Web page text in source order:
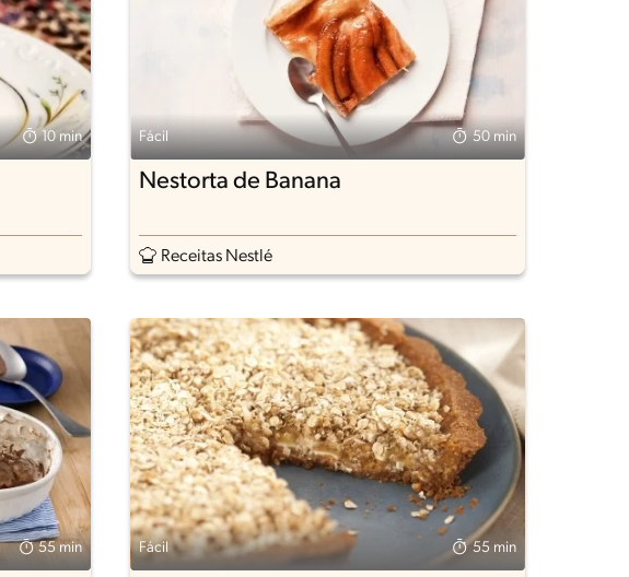
10 min Fácil 50 min
Nestorta de Banana
Receitas Nestlé
55 min Fácil 55 min